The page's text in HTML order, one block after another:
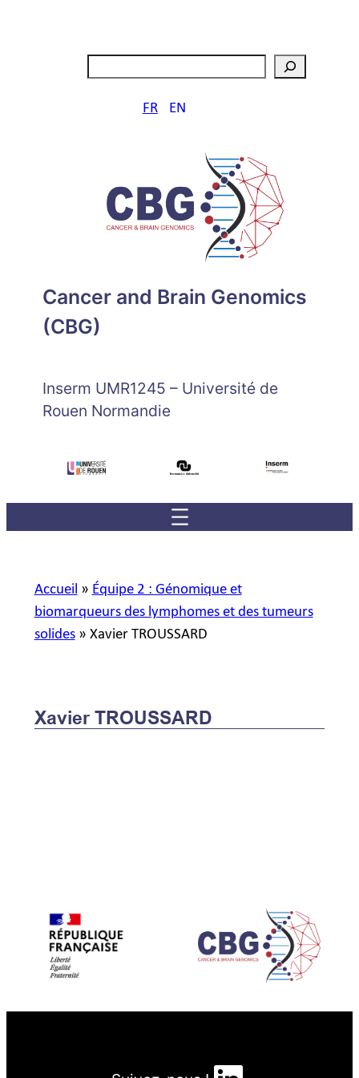
FR EN
Cancer and Brain Genomics
(CBG)
Inserm UMR1245 – Université de
Rouen Normandie
Accueil » Équipe 2 : Génomique et
biomarqueurs des lymphomes et des tumeurs
solides» Xavier TROUSSARD
Xavier TROUSSARD